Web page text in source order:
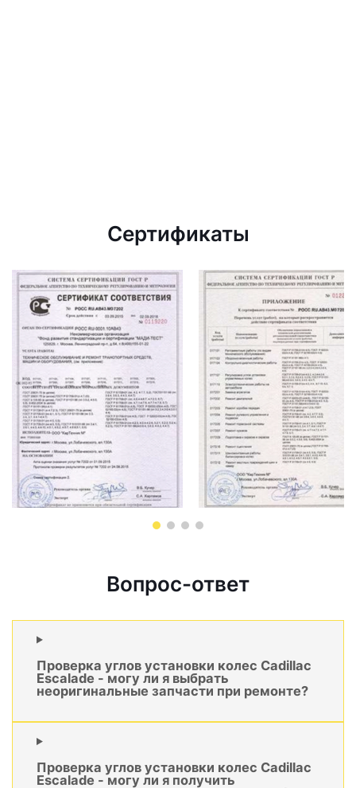
Сертификаты
Вопрос-ответ
Проверка углов установки колес Cadillac
Escalade - могу ли я выбрать
неоригинальные запчасти при ремонте?
Проверка углов установки колес Cadillac
Escalade - могу ли я получить